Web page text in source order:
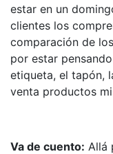
estar en un
clientes los
comparación de
por estar
etiqueta, el tapón,
venta productos
Va de cuento: Allá